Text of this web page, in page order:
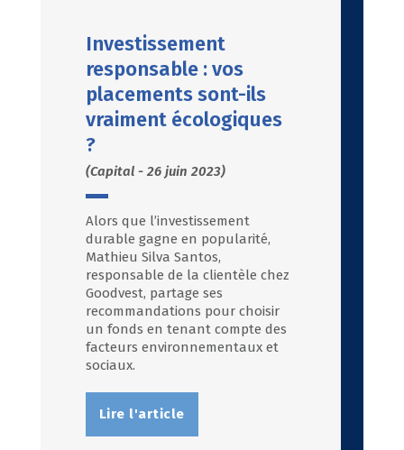
Investissement
responsable : vos
placements sont-ils
vraiment écologiques
?
(Capital - 26 juin 2023)
Alors que l’investissement
durable gagne en popularité,
Mathieu Silva Santos,
responsable de la clientèle chez
Goodvest, partage ses
recommandations pour choisir
un fonds en tenant compte des
facteurs environnementaux et
sociaux.
Lire l'article